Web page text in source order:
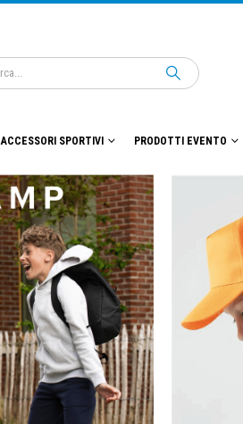
ACCESSORI SPORTIVI PRODOTTI EVENTO